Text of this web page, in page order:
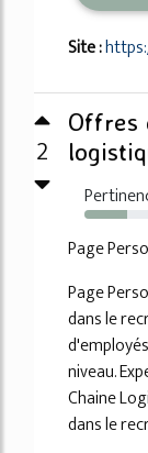
Site :
2
Offres
56%
Page
Page
dans le
niveau.
Chaine
dans le